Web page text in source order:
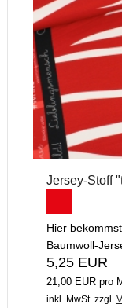
Jersey-Stoff
Hier
Baumwoll-
5,25 EUR
21,00 EUR pro
inkl. MwSt. zzgl.